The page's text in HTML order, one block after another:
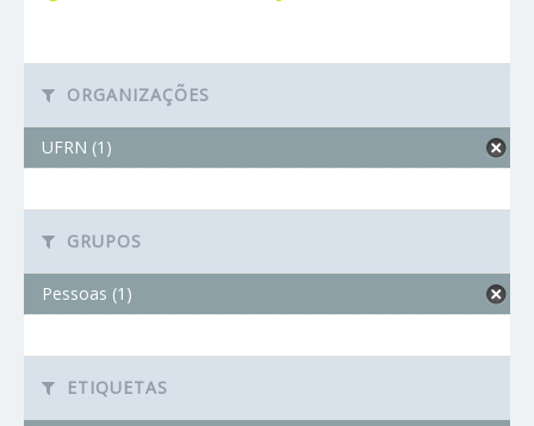
ORGANIZAÇÕES
UFRN (1)
GRUPOS
Pessoas (1)
ETIQUETAS